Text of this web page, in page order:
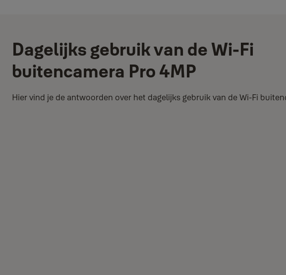
Dagelijks gebruik van de Wi-Fi
buitencamera Pro 4MP
Hier vind je de antwoorden over het dagelijks gebruik van de Wi-Fi